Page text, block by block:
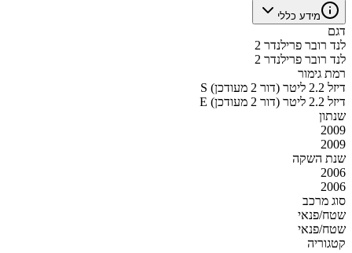
מידע כללי
דגם
לנד רובר פרילנדר 2
לנד רובר פרילנדר 2
רמת גימור
S דיזל 2.2 ליטר (דור 2 מעודכן)
E דיזל 2.2 ליטר (דור 2 מעודכן)
שנתון
2009
2009
שנת השקה
2006
2006
סוג מרכב
שטח/פנאי
שטח/פנאי
קטגוריה